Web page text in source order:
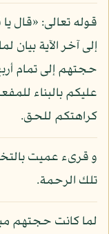
قوله تعالى: «قال
إلى آخر الآية بيان
حجتهم إلى تمام
عليكم بالبناء
كراهتكم للحق.
و قرىء عميت
تلك الرحمة.
لما كانت حجتهم